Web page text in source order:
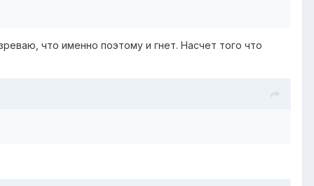
что именно поэтому и гнет. Насчет того что